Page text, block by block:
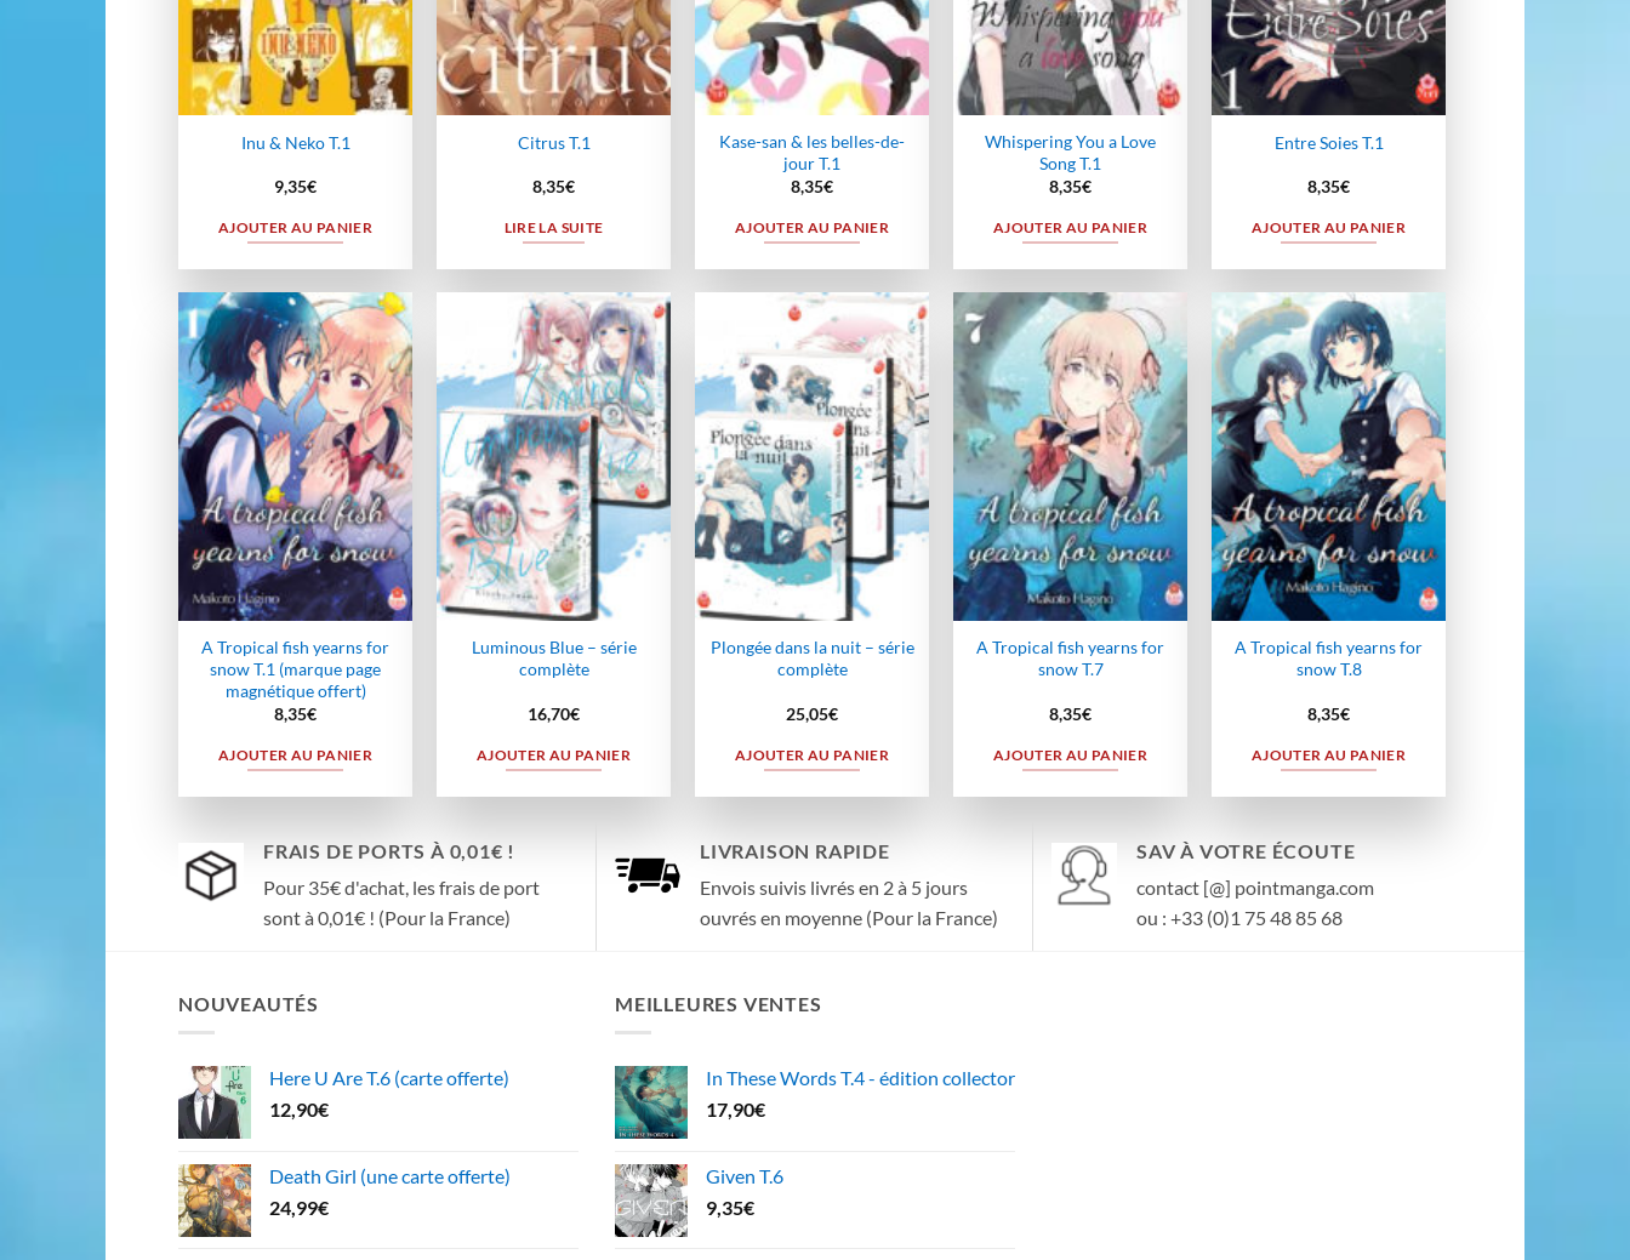
Inu & Neko T.1
9,35€
AJOUTER AU PANIER
Citrus T.1
8,35€
LIRE LA SUITE
Kase-san & les belles-de-
jour T.1
8,35€
AJOUTER AU PANIER
Whispering You a Love
Song T.1
8,35€
AJOUTER AU PANIER
Entre Soies T.1
8,35€
AJOUTER AU PANIER
Ajouter
à la
wishlist
A Tropical fish yearns for
snow T.1 (marque page
magnétique offert)
8,35€
AJOUTER AU PANIER
Ajouter
à la
wishlist
Luminous Blue – série
complète
16,70€
AJOUTER AU PANIER
Ajouter
à la
wishlist
Plongée dans la nuit – série
complète
25,05€
AJOUTER AU PANIER
Ajouter
à la
wishlist
A Tropical fish yearns for
snow T.7
8,35€
AJOUTER AU PANIER
Ajouter
à la
wishlist
A Tropical fish yearns for
snow T.8
8,35€
AJOUTER AU PANIER
FRAIS DE PORTS À 0,01€ !
Pour 35€ d'achat, les frais de port
sont à 0,01€ ! (Pour la France)
LIVRAISON RAPIDE
Envois suivis livrés en 2 à 5 jours
ouvrés en moyenne (Pour la France)
SAV À VOTRE ÉCOUTE
contact [@] pointmanga.com
ou : +33 (0)1 75 48 85 68
NOUVEAUTÉS
Here U Are T.6 (carte offerte)
12,90€
Death Girl (une carte offerte)
24,99€
MEILLEURES VENTES
In These Words T.4 - édition collector
17,90€
Given T.6
9,35€